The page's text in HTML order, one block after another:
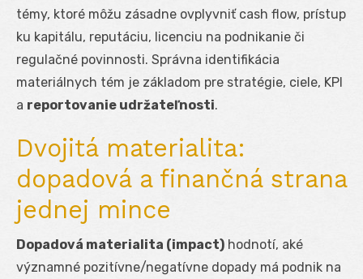
témy, ktoré môžu zásadne ovplyvniť cash flow, prístup
ku kapitálu, reputáciu, licenciu na podnikanie či
regulačné povinnosti. Správna identifikácia
materiálnych tém je základom pre stratégie, ciele, KPI
a reportovanie udržateľnosti.
Dvojitá materialita:
dopadová a finančná strana
jednej mince
Dopadová materialita (impact) hodnotí, aké
významné pozitívne/negatívne dopady má podnik na